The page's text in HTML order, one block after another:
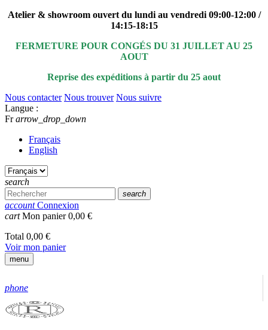
Atelier & showroom ouvert du lundi au vendredi 09:00-12:00 /
14:15-18:15
FERMETURE POUR CONGÉS DU 31 JUILLET AU 25
AOUT
Reprise des expéditions à partir du 25 aout
Nous contacter Nous trouver Nous suivre
Langue :
Fr arrow_drop_down
Français
English
search
search
account Connexion
cart Mon panier0,00 €
Total 0,00 €
Voir mon panier
menu
phone